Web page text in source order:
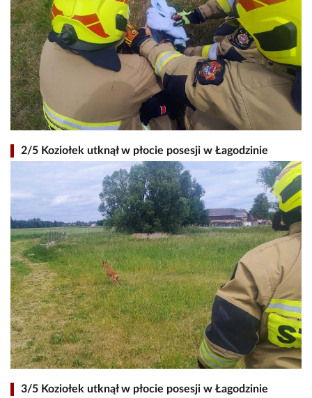
2/5 Koziołek utknął w płocie posesji w Łagodzinie
3/5 Koziołek utknął w płocie posesji w Łagodzinie